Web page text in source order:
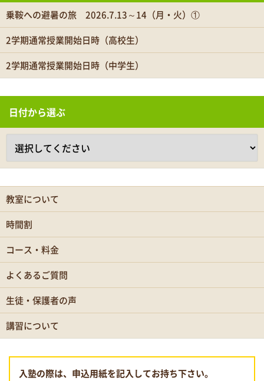
乗鞍への避暑の旅 2026.7.13～14（月・火）①
2学期通常授業開始日時（高校生）
2学期通常授業開始日時（中学生）
日付から選ぶ
教室について
時間割
コース・料金
よくあるご質問
生徒・保護者の声
講習について
入塾の際は、申込用紙を記入してお持ち下さい。